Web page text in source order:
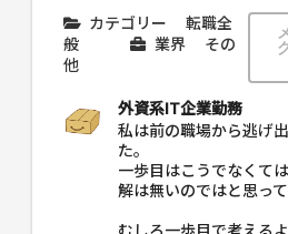
カテゴリー
転職全
般
業界
その
他
外資系IT企業勤務
私は前の職場から逃げ
た。
一歩目はこうでなくて
解は無いのではと思って